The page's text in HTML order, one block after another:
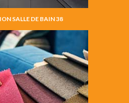
SALLE DE BAIN 38